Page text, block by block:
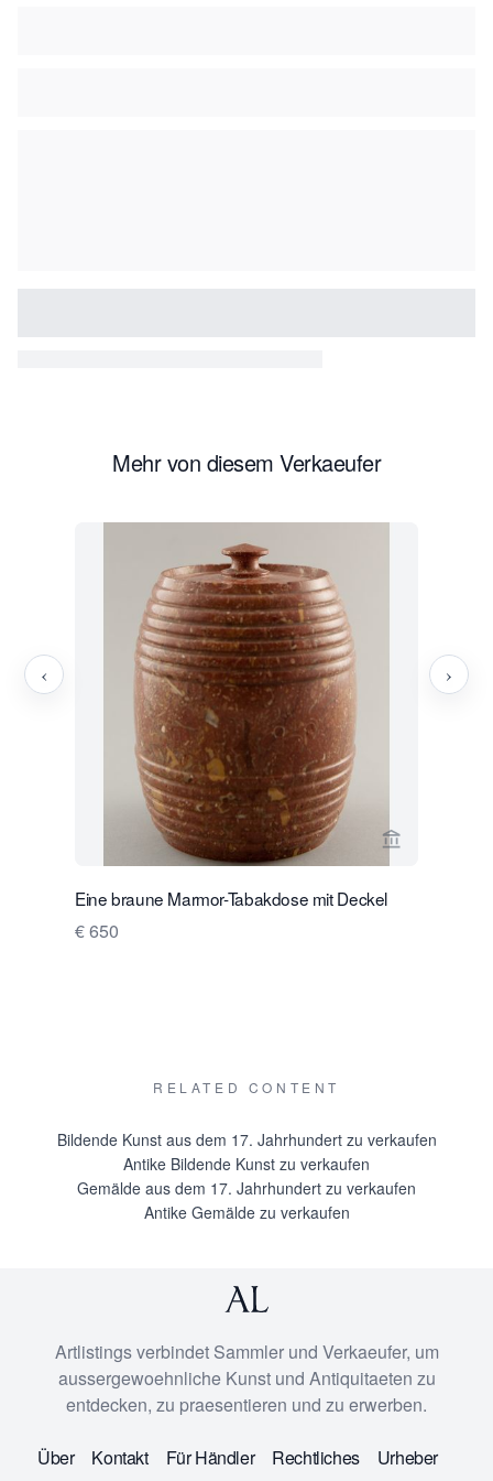
Mehr von diesem Verkaeufer
Eine braune Marmor-Tabakdose mit Deckel
€ 650
‹ ›
RELATED CONTENT
Bildende Kunst aus dem 17. Jahrhundert zu verkaufen
Antike Bildende Kunst zu verkaufen
Gemälde aus dem 17. Jahrhundert zu verkaufen
Antike Gemälde zu verkaufen
Artlistings verbindet Sammler und Verkaeufer, um
aussergewoehnliche Kunst und Antiquitaeten zu
entdecken, zu praesentieren und zu erwerben.
Über Kontakt Für Händler Rechtliches Urheber